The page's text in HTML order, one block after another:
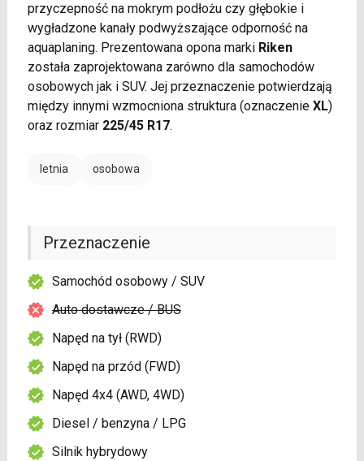
przyczepność na mokrym podłożu czy głębokie i
wygładzone kanały podwyższające odporność na
aquaplaning. Prezentowana opona marki Riken
została zaprojektowana zarówno dla samochodów
osobowych jak i SUV. Jej przeznaczenie potwierdzają
między innymi wzmocniona struktura (oznaczenie XL)
oraz rozmiar 225/45 R17.
letnia osobowa
Przeznaczenie
Samochód osobowy / SUV
Auto dostawcze / BUS
Napęd na tył (RWD)
Napęd na przód (FWD)
Napęd 4x4 (AWD, 4WD)
Diesel / benzyna / LPG
Silnik hybrydowy